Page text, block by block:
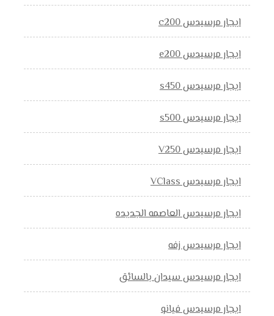
ايجار مرسيدس c200
ايجار مرسيدس e200
ايجار مرسيدس s450
ايجار مرسيدس s500
ايجار مرسيدس V250
ايجار مرسيدس VClass
ايجار مرسيدس العاصمه الجديده
ايجار مرسيدس زفه
ايجار مرسيدس سيدان بالسائق
ايجار مرسيدس فيانو